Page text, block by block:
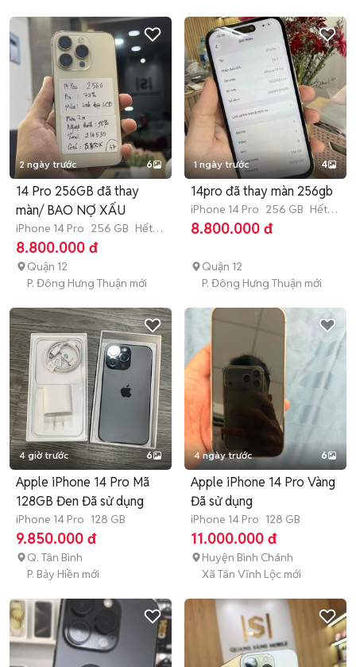
2 ngày trước 6
14 Pro 256GB đã thay
màn/ BAO NỢ XẤU
iPhone 14 Pro 256 GB Hết
bảo hành
8.800.000 đ
Quận 12
P. Đông Hưng Thuận mới
1 ngày trước 4
14pro đã thay màn 256gb
iPhone 14 Pro 256 GB Hết
bảo hành
8.800.000 đ
Quận 12
P. Đông Hưng Thuận mới
4 giờ trước 6
Apple iPhone 14 Pro Mã
128GB Đen Đã sử dụng
iPhone 14 Pro 128 GB
9.850.000 đ
Q. Tân Bình
P. Bảy Hiền mới
4 ngày trước 6
Apple iPhone 14 Pro Vàng
Đã sử dụng
iPhone 14 Pro 128 GB
11.000.000 đ
Huyện Bình Chánh
Xã Tân Vĩnh Lộc mới